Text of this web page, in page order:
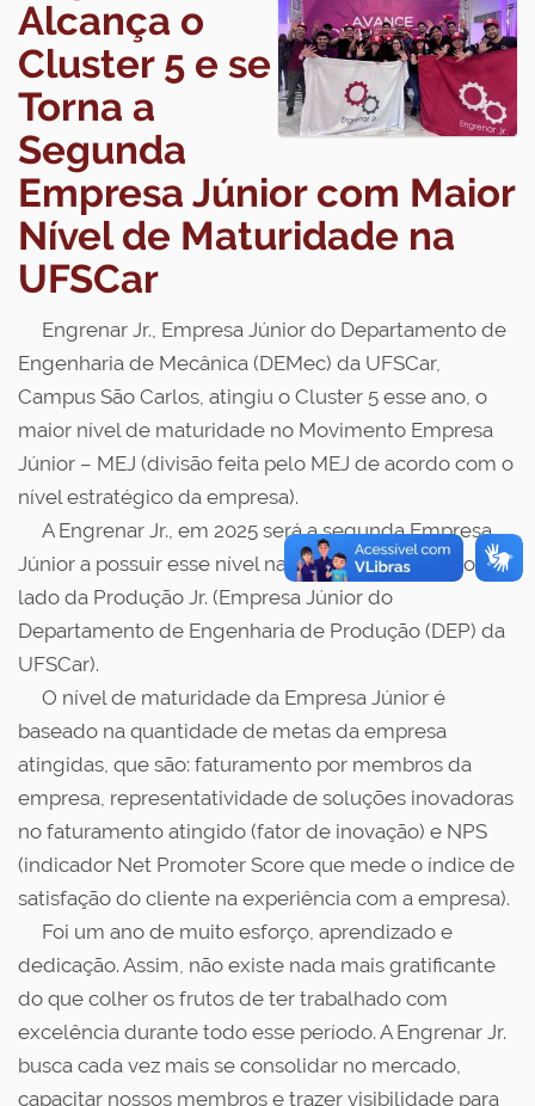
Alcança o
Cluster 5 e se
Torna a
Segunda
Empresa Júnior com Maior
Nível de Maturidade na
UFSCar
Engrenar Jr., Empresa Júnior do Departamento de
Engenharia de Mecânica (DEMec) da UFSCar,
Campus São Carlos, atingiu o Cluster 5 esse ano, o
maior nível de maturidade no Movimento Empresa
Júnior – MEJ (divisão feita pelo MEJ de acordo com o
nível estratégico da empresa).
A Engrenar Jr., em 2025 será a segunda Empresa
Júnior a possuir esse nível na UFSCar, estando ao
lado da Produção Jr. (Empresa Júnior do
Departamento de Engenharia de Produção (DEP) da
UFSCar).
O nível de maturidade da Empresa Júnior é
baseado na quantidade de metas da empresa
atingidas, que são: faturamento por membros da
empresa, representatividade de soluções inovadoras
no faturamento atingido (fator de inovação) e NPS
(indicador Net Promoter Score que mede o índice de
satisfação do cliente na experiência com a empresa).
Foi um ano de muito esforço, aprendizado e
dedicação. Assim, não existe nada mais gratificante
do que colher os frutos de ter trabalhado com
excelência durante todo esse período. A Engrenar Jr.
busca cada vez mais se consolidar no mercado,
capacitar nossos membros e trazer visibilidade para